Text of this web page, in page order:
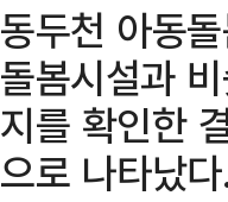
동두천 아동
돌봄시설과
지를 확인한
으로 나타났